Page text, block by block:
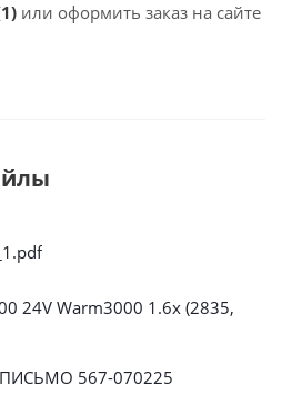
или оформить заказ на сайте
24V Warm3000 1.6x (2835,
567-070225